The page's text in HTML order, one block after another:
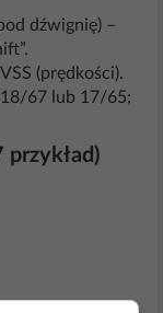
dźwignię) –
(prędkości).
18/67 lub 17/65;
przykład)